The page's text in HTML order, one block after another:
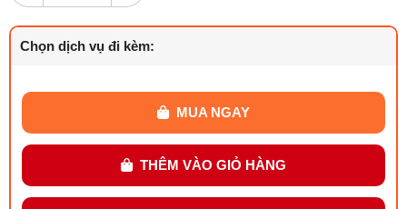
Chọn dịch vụ đi kèm:
MUA NGAY
THÊM VÀO GIỎ HÀNG